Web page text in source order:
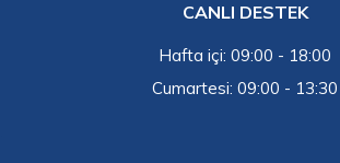
CANLI DESTEK
Hafta içi: 09:00 - 18:00
Cumartesi: 09:00 - 13:30